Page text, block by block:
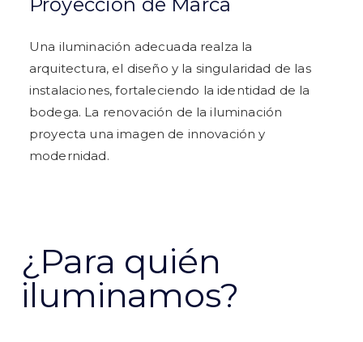
Una iluminación adecuada realza la
arquitectura, el diseño y la singularidad de las
instalaciones, fortaleciendo la identidad de la
bodega. La renovación de la iluminación
proyecta una imagen de innovación y
modernidad.
¿Para quién
iluminamos?